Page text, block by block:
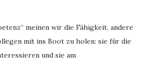
meinen wir die Fähigkeit, andere
mit ins Boot zu holen: sie für die
und sie am